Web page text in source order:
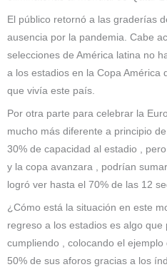
El público retornó a las graderías
ausencia por la pandemia. Cabe
selecciones de América latina no
a los estadios en la Copa América
que vivía este país.
Por otra parte para celebrar la
mucho más diferente a principio
30% de capacidad al estadio ,
y la copa avanzara , podrían
logró ver hasta el 70% de las 12
¿Cómo está la situación en este
regreso a los estadios es algo
cumpliendo , colocando el ejemplo
50% de sus aforos gracias a los